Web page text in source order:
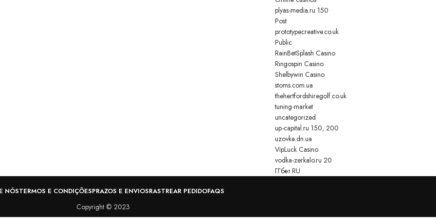
plyas-media.ru 150
Post
prototypecreative.co.uk
Public
RainBetSplash Casino
Ringospin Casino
Shelbywin Casino
stoms.com.ua
thehertfordshiregolf.co.uk
tuning-market
uncategorized
up-capital.ru 150, 200
uzovka.dn.ua
VipLuck Casino
vodka-zerkalo.ru 20
ГГбет RU
NÓSTERMOS E CONDIÇÕESPRAZOS E ENVIOSRASTREAR PEDIDOFAQS
Copyright © 2023